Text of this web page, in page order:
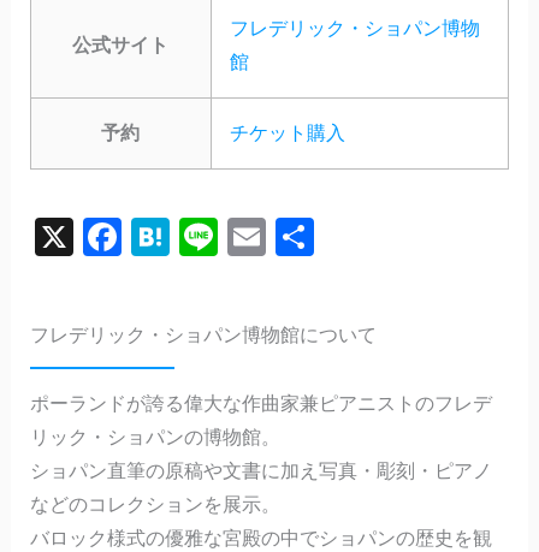
公式サイト
フレデリック・ショパン博物
館
予約 チケット購入
F
e
b
o
o
k
E
ai
l
Li
H
n
a
X
共
フレデリック・ショパン博物館について
ポーランドが誇る偉大な作曲家兼ピアニストのフレデ
リック・ショパンの博物館。
ショパン直筆の原稿や文書に加え写真・彫刻・ピアノ
などのコレクションを展示。
バロック様式の優雅な宮殿の中でショパンの歴史を観